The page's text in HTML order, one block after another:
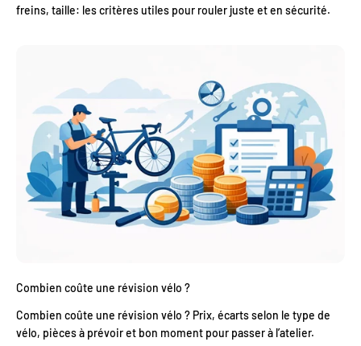
freins, taille: les critères utiles pour rouler juste et en sécurité.
Combien coûte une révision vélo ?
Combien coûte une révision vélo ? Prix, écarts selon le type de
vélo, pièces à prévoir et bon moment pour passer à l’atelier.